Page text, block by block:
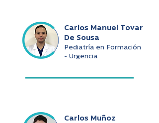
Carlos Manuel Tovar
De Sousa
Pediatría en Formación
- Urgencia
Carlos Muñoz